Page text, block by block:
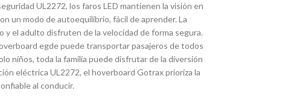
UL2272, los faros LED mantienen la visión en
un modo de autoequilibrio, fácil de aprender. La
y el adulto disfruten de la velocidad de forma segura.
egde puede transportar pasajeros de todos
niños, toda la familia puede disfrutar de la diversión
eléctrica UL2272, el hoverboard Gotrax prioriza la
al conducir.